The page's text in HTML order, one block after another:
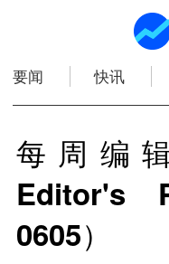
要闻 快讯
每周编
Editor's
0605）